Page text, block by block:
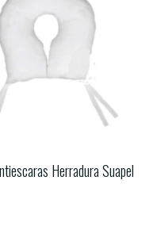
Herradura Suapel